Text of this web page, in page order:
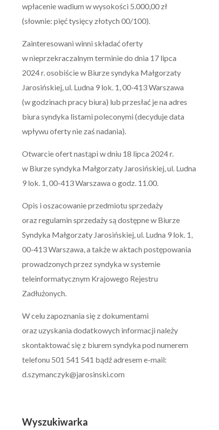
wpłacenie wadium w wysokości 5.000,00 zł
(słownie: pięć tysięcy złotych 00/100).
Zainteresowani winni składać oferty
w nieprzekraczalnym terminie do dnia 17 lipca
2024 r. osobiście w Biurze syndyka Małgorzaty
Jarosińskiej, ul. Ludna 9 lok. 1, 00-413 Warszawa
(w godzinach pracy biura) lub przesłać je na adres
biura syndyka listami poleconymi (decyduje data
wpływu oferty nie zaś nadania).
Otwarcie ofert nastąpi w dniu 18 lipca 2024 r.
w Biurze syndyka Małgorzaty Jarosińskiej, ul. Ludna
9 lok. 1, 00-413 Warszawa o godz. 11.00.
Opis i oszacowanie przedmiotu sprzedaży
oraz regulamin sprzedaży są dostępne w Biurze
Syndyka Małgorzaty Jarosińskiej, ul. Ludna 9 lok. 1,
00-413 Warszawa, a także w aktach postępowania
prowadzonych przez syndyka w systemie
teleinformatycznym Krajowego Rejestru
Zadłużonych.
W celu zapoznania się z dokumentami
oraz uzyskania dodatkowych informacji należy
skontaktować się z biurem syndyka pod numerem
telefonu 501 541 541 bądź adresem e-mail:
d.szymanczyk@jarosinski.com
Wyszukiwarka